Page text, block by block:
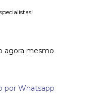
agora mesmo
por Whatsapp